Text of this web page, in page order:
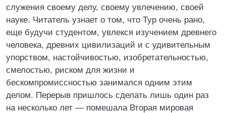
служения своему делу, своему увлечению, своей
науке. Читатель узнает о том, что Тур очень рано,
еще будучи студентом, увлекся изучением древнего
человека, древних цивилизаций и с удивительным
упорством, настойчивостью, изобретательностью,
смелостью, риском для жизни и
бескомпромиссностью занимался одним этим
делом. Перерыв пришлось сделать лишь один раз
на несколько лет — помешала Вторая мировая